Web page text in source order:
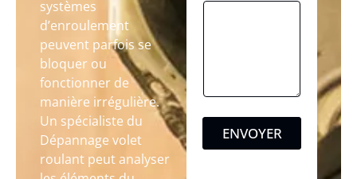
systèmes
d’enroulement
peuvent parfois se
bloquer ou
fonctionner de
manière irrégulière.
Un spécialiste du
Dépannage volet
roulant peut analyser
ENVOYER